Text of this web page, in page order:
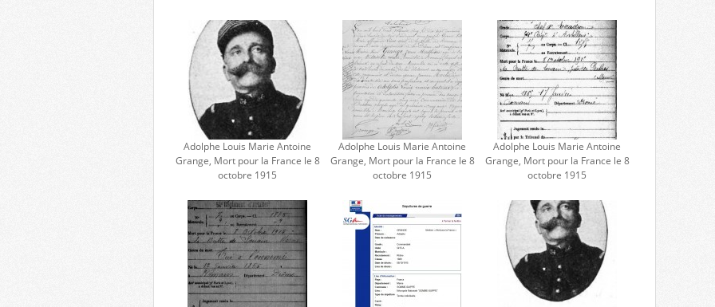
Adolphe Louis Marie Antoine
Grange, Mort pour la France le 8
octobre 1915
Adolphe Louis Marie Antoine
Grange, Mort pour la France le 8
octobre 1915
Adolphe Louis Marie Antoine
Grange, Mort pour la France le 8
octobre 1915